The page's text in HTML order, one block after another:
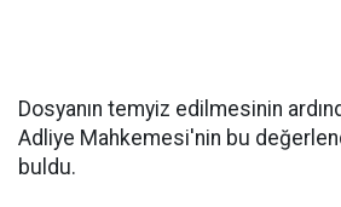
Dosyanın temyiz edilmesinin
Adliye Mahkemesi'nin bu
buldu.